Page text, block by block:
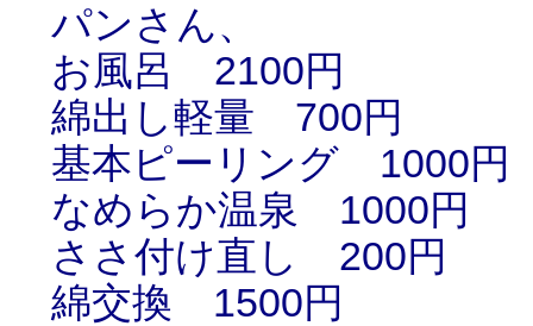
パンさん、
お風呂 2100円
綿出し軽量 700円
基本ピーリング 1000円
なめらか温泉 1000円
ささ付け直し 200円
綿交換 1500円